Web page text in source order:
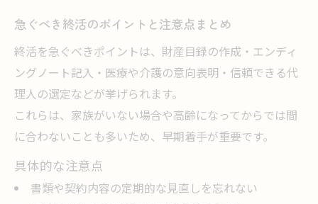
急ぐべき終活のポイントと注意点まとめ
終活を急ぐべきポイントは、財産目録の作成・エンディ
ングノート記入・医療や介護の意向表明・信頼できる代
理人の選定などが挙げられます。
これらは、家族がいない場合や高齢になってからでは間
に合わないことも多いため、早期着手が重要です。
具体的な注意点
書類や契約内容の定期的な見直しを忘れない